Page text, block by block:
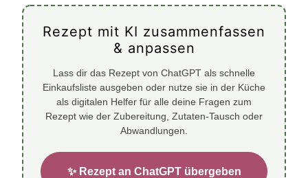
Rezept mit KI zusammenfassen
& anpassen
Lass dir das Rezept von ChatGPT als schnelle
Einkaufsliste ausgeben oder nutze sie in der Küche
als digitalen Helfer für alle deine Fragen zum
Rezept wie der Zubereitung, Zutaten-Tausch oder
Abwandlungen.
✨ Rezept an ChatGPT übergeben